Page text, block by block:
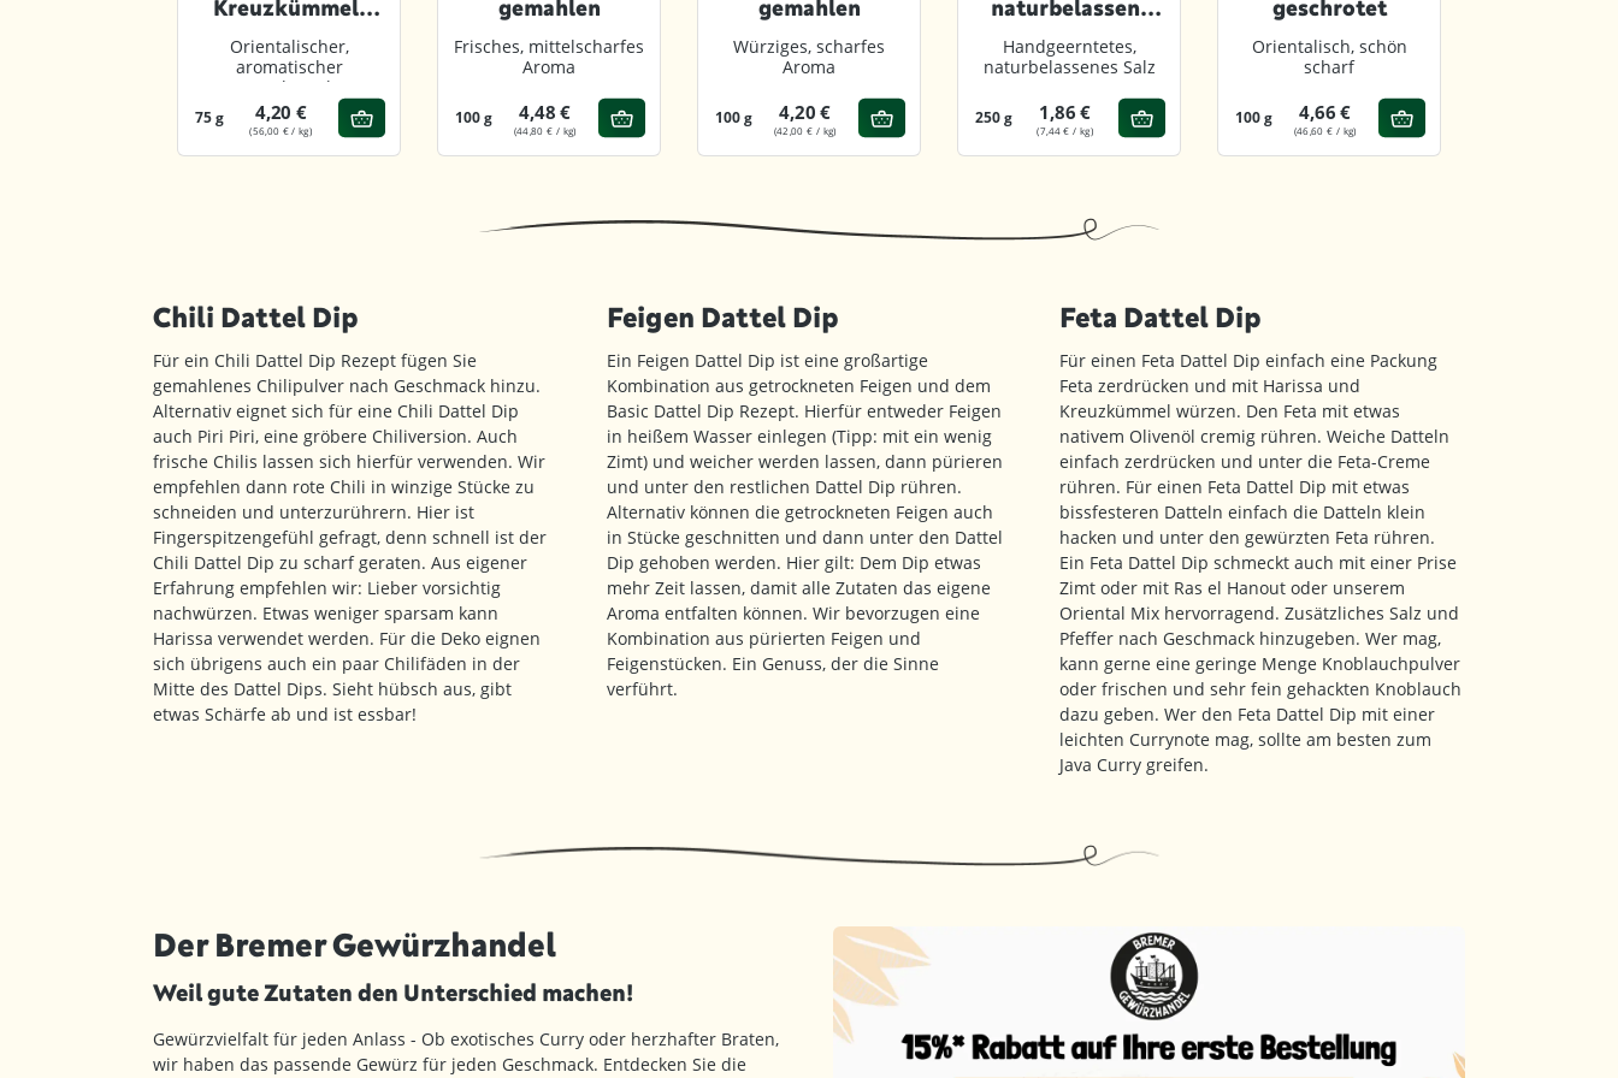
Kreuzkümmel,
Orientalischer,
aromatischer
Geschmack
75 g 4,20 €
(56,00 € / kg)
gemahlen
Frisches, mittelscharfes
Aroma
100 g 4,48 €
(44,80 € / kg)
gemahlen
Würziges, scharfes
Aroma
100 g 4,20 €
(42,00 € / kg)
naturbelassen,
Handgeerntetes,
naturbelassenes Salz
250 g 1,86 €
(7,44 € / kg)
geschrotet
Orientalisch, schön
scharf
100 g 4,66 €
(46,60 € / kg)
Chili Dattel Dip
Für ein Chili Dattel Dip Rezept fügen Sie
gemahlenes Chilipulver nach Geschmack hinzu.
Alternativ eignet sich für eine Chili Dattel Dip
auch Piri Piri, eine gröbere Chiliversion. Auch
frische Chilis lassen sich hierfür verwenden. Wir
empfehlen dann rote Chili in winzige Stücke zu
schneiden und unterzurührern. Hier ist
Fingerspitzengefühl gefragt, denn schnell ist der
Chili Dattel Dip zu scharf geraten. Aus eigener
Erfahrung empfehlen wir: Lieber vorsichtig
nachwürzen. Etwas weniger sparsam kann
Harissa verwendet werden. Für die Deko eignen
sich übrigens auch ein paar Chilifäden in der
Mitte des Dattel Dips. Sieht hübsch aus, gibt
etwas Schärfe ab und ist essbar!
Feigen Dattel Dip
Ein Feigen Dattel Dip ist eine großartige
Kombination aus getrockneten Feigen und dem
Basic Dattel Dip Rezept. Hierfür entweder Feigen
in heißem Wasser einlegen (Tipp: mit ein wenig
Zimt) und weicher werden lassen, dann pürieren
und unter den restlichen Dattel Dip rühren.
Alternativ können die getrockneten Feigen auch
in Stücke geschnitten und dann unter den Dattel
Dip gehoben werden. Hier gilt: Dem Dip etwas
mehr Zeit lassen, damit alle Zutaten das eigene
Aroma entfalten können. Wir bevorzugen eine
Kombination aus pürierten Feigen und
Feigenstücken. Ein Genuss, der die Sinne
verführt.
Feta Dattel Dip
Für einen Feta Dattel Dip einfach eine Packung
Feta zerdrücken und mit Harissa und
Kreuzkümmel würzen. Den Feta mit etwas
nativem Olivenöl cremig rühren. Weiche Datteln
einfach zerdrücken und unter die Feta-Creme
rühren. Für einen Feta Dattel Dip mit etwas
bissfesteren Datteln einfach die Datteln klein
hacken und unter den gewürzten Feta rühren.
Ein Feta Dattel Dip schmeckt auch mit einer Prise
Zimt oder mit Ras el Hanout oder unserem
Oriental Mix hervorragend. Zusätzliches Salz und
Pfeffer nach Geschmack hinzugeben. Wer mag,
kann gerne eine geringe Menge Knoblauchpulver
oder frischen und sehr fein gehackten Knoblauch
dazu geben. Wer den Feta Dattel Dip mit einer
leichten Currynote mag, sollte am besten zum
Java Curry greifen.
Der Bremer Gewürzhandel
Weil gute Zutaten den Unterschied machen!
Gewürzvielfalt für jeden Anlass - Ob exotisches Curry oder herzhafter Braten,
wir haben das passende Gewürz für jeden Geschmack. Entdecken Sie die